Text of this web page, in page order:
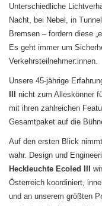
Unterschiedliche
Nacht, bei Nebel, in
Bremsen – fordern diese
Es geht immer um
Verkehrsteilnehmer:innen.
Unsere 45-jährige
nicht zum Alleskönner
mit ihren zahlreichen
Gesamtpaket auf die
Auf den ersten Blick
wahr. Design und
Heckleuchte Ecoled III
Österreich koordiniert,
und an unserem größten